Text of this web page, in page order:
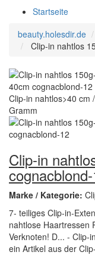
Startseite
beauty.holesdir.de
Clip-in nahtlos
Clip-in
Marke / Kategorie:
7- teiliges Clip-in-
nahtlose Haartressen
Verknoten! D... - Clip-
ein Artikel aus der